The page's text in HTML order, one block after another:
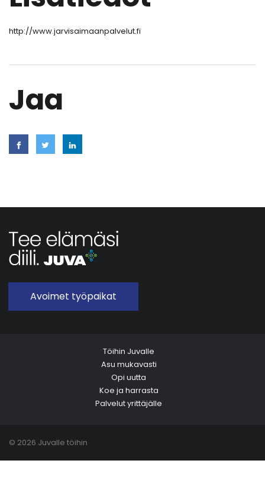
http://www.jarvisaimaanpalvelut.fi
Jaa
Avoimet työpaikat
Töihin Juvalle
Asu mukavasti
Opi uutta
Koe ja harrasta
Palvelut yrittäjälle
© 2026 Juvalle töihin